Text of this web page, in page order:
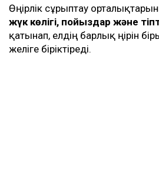
Өңірлік сұрыптау
жүк көлігі, пойыздар және
қатынап, елдің барлық өңірін
желіге біріктіреді.